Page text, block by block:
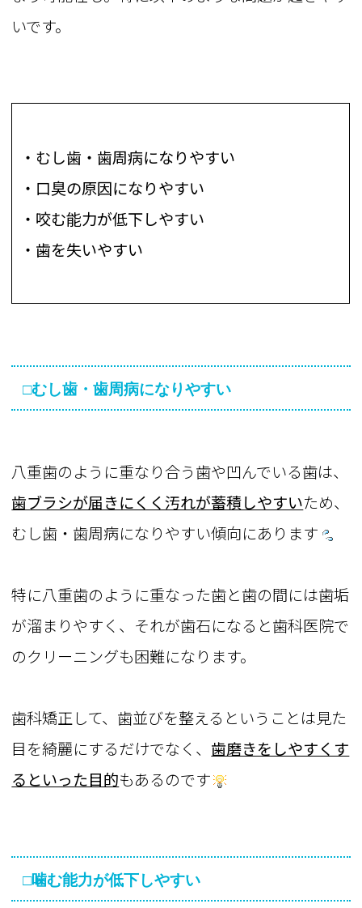
いです。
・むし歯・歯周病になりやすい
・口臭の原因になりやすい
・咬む能力が低下しやすい
・歯を失いやすい
□むし歯・歯周病になりやすい
八重歯のように重なり合う歯や凹んでいる歯は、
歯ブラシが届きにくく汚れが蓄積しやすいため、
むし歯・歯周病になりやすい傾向にあります
特に八重歯のように重なった歯と歯の間には歯垢
が溜まりやすく、それが歯石になると歯科医院で
のクリーニングも困難になります。
歯科矯正して、歯並びを整えるということは見た
目を綺麗にするだけでなく、 歯磨きをしやすくす
るといった目的もあるのです
□噛む能力が低下しやすい